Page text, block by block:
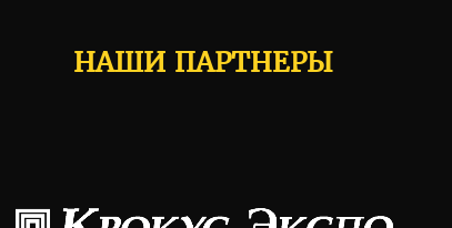
НАШИ ПАРТНЕРЫ